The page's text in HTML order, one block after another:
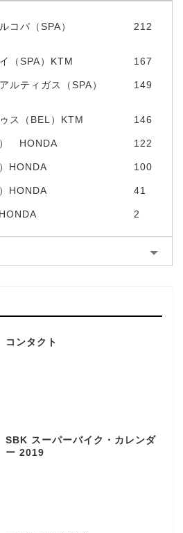
コバ（SPA）
212
（SPA）KTM 167
ルティガス（SPA）
149
ス（BEL）KTM 146
） HONDA 122
HONDA 100
HONDA 41
2
コンタクト
SBK スーパーバイク・カレンダ
ー 2019